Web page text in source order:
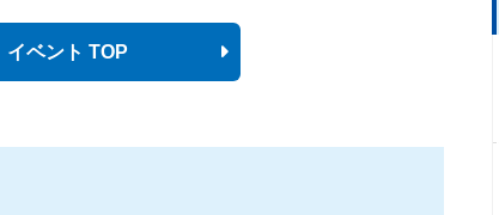
イベント TOP